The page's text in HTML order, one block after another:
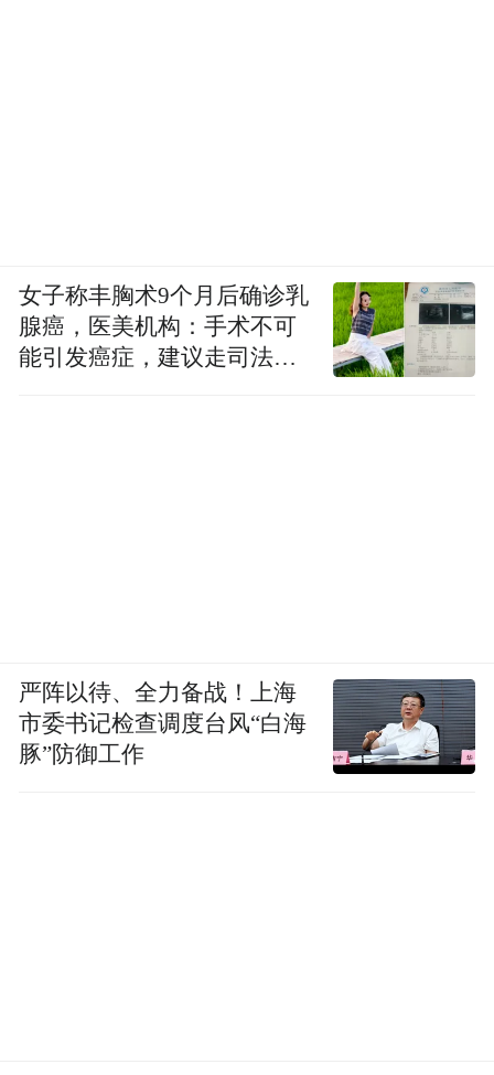
女子称丰胸术9个月后确诊乳
腺癌，医美机构：手术不可
能引发癌症，建议走司法途
严阵以待、全力备战！上海
市委书记检查调度台风“白海
豚”防御工作